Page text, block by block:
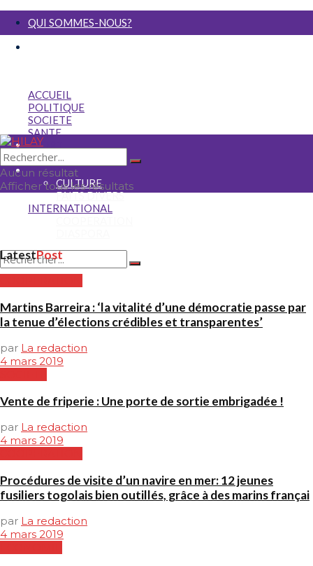
QUI SOMMES-NOUS?
ACCUEIL
POLITIQUE
SOCIETE
SANTE
SPORT
ECONOMIE
MEDIA
CULTURE
FAITS DIVERS
INTERNATIONAL
Aucun résultat
Afficher tous les résultats
Aucun résultat
Afficher tous les résultats
LatestPost
Martins Barreira : ‘la vitalité d’une démocratie passe par
la tenue d’élections crédibles et transparentes’
par La redaction
4 mars 2019
Vente de friperie : Une porte de sortie embrigadée !
par La redaction
4 mars 2019
Procédures de visite d’un navire en mer: 12 jeunes
fusiliers togolais bien outillés, grâce à des marins françai
par La redaction
4 mars 2019